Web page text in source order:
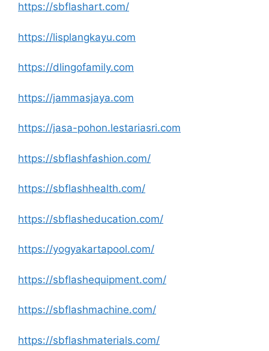
https://sbflashart.com/
https://lisplangkayu.com
https://dlingofamily.com
https://jammasjaya.com
https://jasa-pohon.lestariasri.com
https://sbflashfashion.com/
https://sbflashhealth.com/
https://sbflasheducation.com/
https://yogyakartapool.com/
https://sbflashequipment.com/
https://sbflashmachine.com/
https://sbflashmaterials.com/